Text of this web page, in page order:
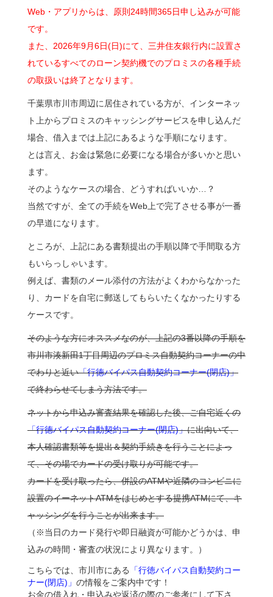
Web・アプリからは、原則24時間365日申し込みが可能
です。
また、2026年9月6日(日)にて、三井住友銀行内に設置さ
れているすべてのローン契約機でのプロミスの各種手続
の取扱いは終了となります。
千葉県市川市周辺に居住されている方が、インターネッ
ト上からプロミスのキャッシングサービスを申し込んだ
場合、借入までは上記にあるような手順になります。
とは言え、お金は緊急に必要になる場合が多いかと思い
ます。
そのようなケースの場合、どうすればいいか…？
当然ですが、全ての手続をWeb上で完了させる事が一番
の早道になります。
ところが、上記にある書類提出の手順以降で手間取る方
もいらっしゃいます。
例えば、書類のメール添付の方法がよくわからなかった
り、カードを自宅に郵送してもらいたくなかったりする
ケースです。
そのような方にオススメなのが、上記の3番以降の手順を
市川市湊新田1丁目周辺のプロミス自動契約コーナーの中
でわりと近い「行徳バイパス自動契約コーナー(閉店)」
で終わらせてしまう方法です。
ネットから申込み審査結果を確認した後、ご自宅近くの
「行徳バイパス自動契約コーナー(閉店)」に出向いて、
本人確認書類等を提出＆契約手続きを行うことによっ
て、その場でカードの受け取りが可能です。
カードを受け取ったら、併設のATMや近隣のコンビニに
設置のイーネットATMをはじめとする提携ATMにて、キ
ャッシングを行うことが出来ます。
（※当日のカード発行や即日融資が可能かどうかは、申
込みの時間・審査の状況により異なります。）
こちらでは、市川市にある
「行徳バイパス自動契約コー
ナー(閉店)」 の情報をご案内中です！
お金の借入れ・申込みや返済の際のご参考にして下さ